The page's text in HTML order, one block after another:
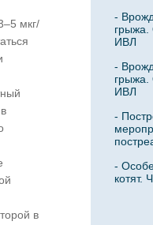
мкг/
в
-
грыжа.
ИВЛ
-
грыжа.
ИВЛ
-
-
котят.